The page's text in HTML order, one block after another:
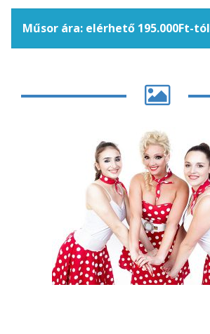
Műsor ára: elérhető 195.000Ft-tól